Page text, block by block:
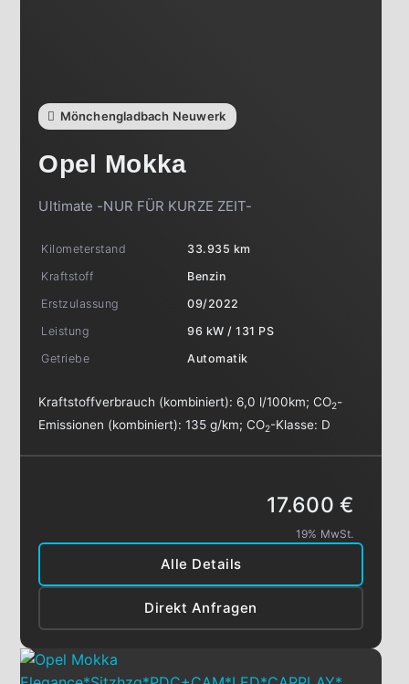
Mönchengladbach Neuwerk
Opel Mokka
Ultimate -NUR FÜR KURZE ZEIT-
Kilometerstand
33.935 km
Kraftstoff
Benzin
Erstzulassung
09/2022
Leistung
96 kW / 131 PS
Getriebe
Automatik
Kraftstoffverbrauch (kombiniert): 6,0 l/100km;CO2-
Emissionen (kombiniert):135 g/km;CO2-Klasse: D
Alle Details
Direkt Anfragen
17.600 €
19% MwSt.